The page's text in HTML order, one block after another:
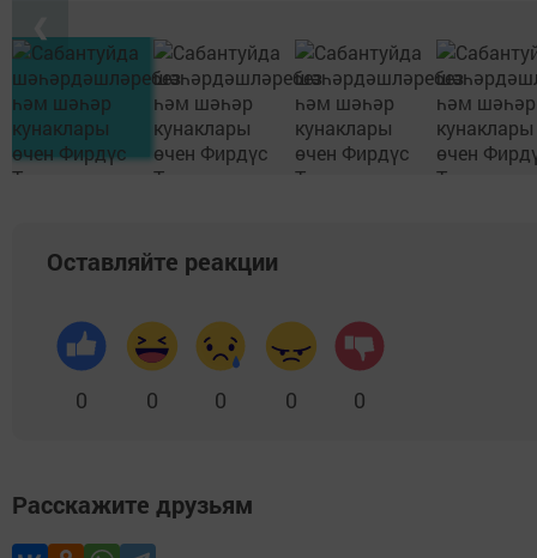
Оставляйте реакции
0 0 0 0 0
Расскажите друзьям